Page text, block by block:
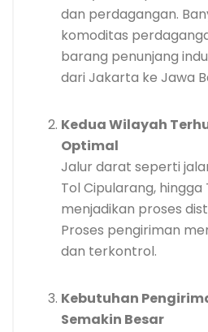
dan perdagangan.
komoditas
barang penunjang
dari Jakarta ke Jawa
Kedua Wilayah
Optimal
Jalur darat seperti
Tol Cipularang, hingga
menjadikan proses
Proses pengiriman
dan terkontrol.
Kebutuhan
Semakin Besar